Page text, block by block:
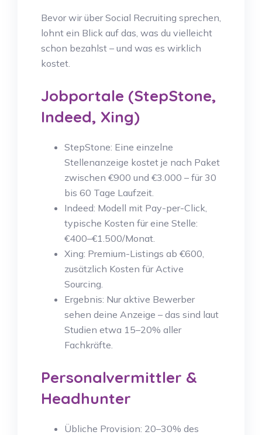
Bevor wir über Social Recruiting sprechen,
lohnt ein Blick auf das, was du vielleicht
schon bezahlst – und was es wirklich
kostet.
Jobportale (StepStone,
Indeed, Xing)
StepStone: Eine einzelne
Stellenanzeige kostet je nach Paket
zwischen €900 und €3.000 – für 30
bis 60 Tage Laufzeit.
Indeed: Modell mit Pay-per-Click,
typische Kosten für eine Stelle:
€400–€1.500/Monat.
Xing: Premium-Listings ab €600,
zusätzlich Kosten für Active
Sourcing.
Ergebnis: Nur aktive Bewerber
sehen deine Anzeige – das sind laut
Studien etwa 15–20% aller
Fachkräfte.
Personalvermittler &
Headhunter
Übliche Provision: 20–30% des